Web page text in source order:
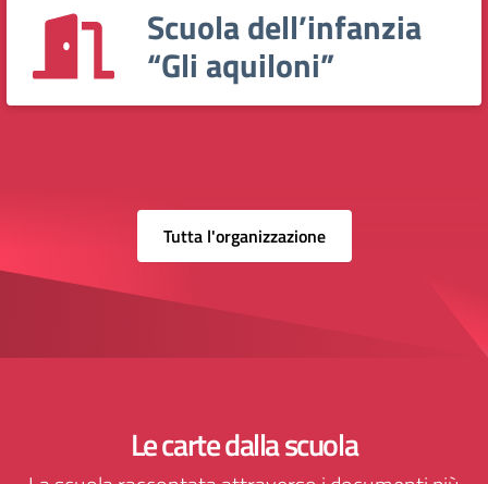
Scuola dell’infanzia
“Gli aquiloni”
Tutta l'organizzazione
Le carte dalla scuola